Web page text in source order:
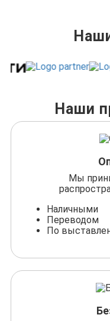
Наши
Мы
Наличными
Переводом
По